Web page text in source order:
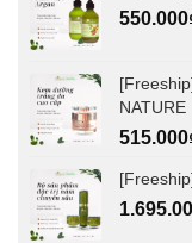
550.000
NATURE
515.000